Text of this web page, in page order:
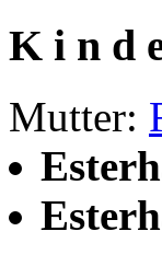
K i n d
Mutter: